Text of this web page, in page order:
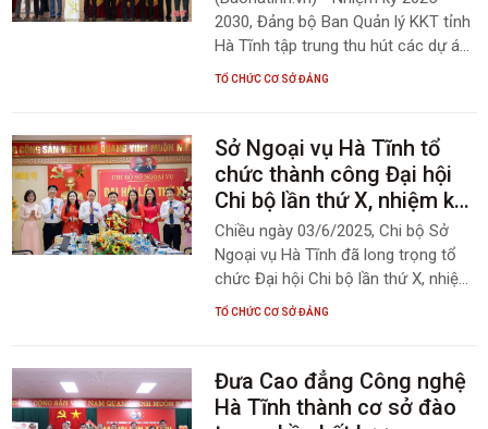
2030, Đảng bộ Ban Quản lý KKT tỉnh
Hà Tĩnh tập trung thu hút các dự án
có quy mô lớn, thân thiện với môi
TỔ CHỨC CƠ SỞ ĐẢNG
Sở Ngoại vụ Hà Tĩnh tổ
chức thành công Đại hội
Chi bộ lần thứ X, nhiệm kỳ
2025 - 2030
Chiều ngày 03/6/2025, Chi bộ Sở
Ngoại vụ Hà Tĩnh đã long trọng tổ
chức Đại hội Chi bộ lần thứ X, nhiệm
kỳ 2025-2030. Đồng chí Lê Minh
Trưởng Ban Tổ chức Đảng ủy UBND
tỉnh, Giám đốc Sở Nội vụ và đại diện
lãnh đạo các Ban của Đảng ủy UBND
TỔ CHỨC CƠ SỞ ĐẢNG
Đưa Cao đẳng Công nghệ
Hà Tĩnh thành cơ sở đào